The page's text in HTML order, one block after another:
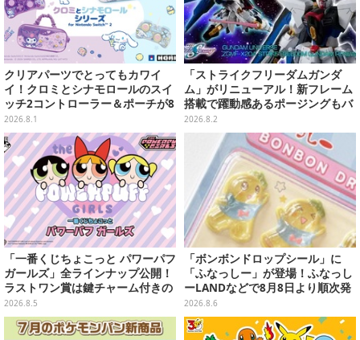
クリアパーツでとってもカワイ
イ！クロミとシナモロールのスイ
ッチ2コントローラー＆ポーチが8
月から順次発売
2026.8.1
「ストライクフリーダムガンダ
ム」がリニューアル！新フレーム
搭載で躍動感あるポージングもバ
ッチリ
2026.8.2
「一番くじちょこっと パワーパフ
ガールズ」全ラインナップ公開！
ラストワン賞は鍵チャーム付きの
シール帳スペシャルセットを用意
2026.8.5
「ボンボンドロップシール」に
「ふなっしー」が登場！ふなっし
ーLANDなどで8月8日より順次発
売
2026.8.6